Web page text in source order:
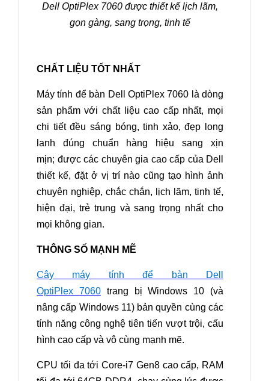
Dell OptiPlex 7060 được thiết kế lịch lãm,
gọn gàng, sang trọng, tinh tế
CHẤT LIỆU TỐT NHẤT
Máy tính để bàn Dell OptiPlex 7060 là dòng
sản phẩm với chất liệu cao cấp nhất, mọi
chi tiết đều sáng bóng, tinh xảo, đẹp long
lanh đúng chuẩn hàng hiệu sang xịn
mịn; được các chuyên gia cao cấp của Dell
thiết kế, đặt ở vị trí nào cũng tạo hình ảnh
chuyên nghiệp, chắc chắn, lịch lãm, tinh tế,
hiện đại, trẻ trung và sang trọng nhất cho
mọi không gian.
THÔNG SỐ MẠNH MẼ
Cây máy tính để bàn Dell
OptiPlex 7060trang bị Windows 10 (và
nâng cấp Windows 11) bản quyền cùng các
tính năng công nghệ tiên tiến vượt trội, cấu
hình cao cấp và vô cùng mạnh mẽ.
CPU tối đa tới Core-i7 Gen8 cao cấp, RAM